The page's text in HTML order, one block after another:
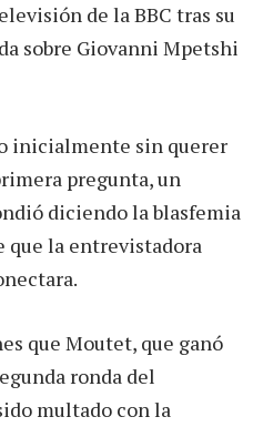
de la BBC tras su
sobre Giovanni Mpetshi
inicialmente sin querer
pregunta, un
diciendo la blasfemia
que la entrevistadora
que Moutet, que ganó
ronda del
multado con la